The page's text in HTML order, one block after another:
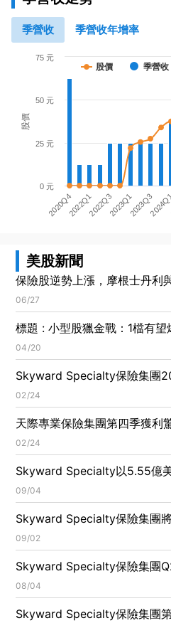
季營收 季營收年增率
股價
股價 季營收
2020Q42022Q12022Q32023Q12023Q3
0 元
25 元
50 元
75 元
美股新聞
保險股逆勢上漲，摩根士丹利
本週金融市場回顧
06/27
標題 : 小型股獵金戰：1檔有望
避
04/20
Skyward Specialty保險集團
績創新高，持續雙位數成長引
02/24
天際專業保險集團第四季獲利
股盈餘超預期，營收成長26.7%
02/24
Skyward Specialty以5.55億
Group，擴大專業保險市場版圖
09/04
Skyward Specialty保險集團
購Apollo Group Holdings，強
位！
09/02
Skyward Specialty保險集團
農業、信貸及意外健康實現獲
08/04
Skyward Specialty保險集團